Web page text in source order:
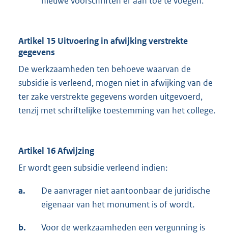
Artikel 15 Uitvoering in afwijking verstrekte
gegevens
De werkzaamheden ten behoeve waarvan de
subsidie is verleend, mogen niet in afwijking van de
ter zake verstrekte gegevens worden uitgevoerd,
tenzij met schriftelijke toestemming van het college.
Artikel 16 Afwijzing
Er wordt geen subsidie verleend indien:
a.
De aanvrager niet aantoonbaar de juridische
eigenaar van het monument is of wordt.
b.
Voor de werkzaamheden een vergunning is